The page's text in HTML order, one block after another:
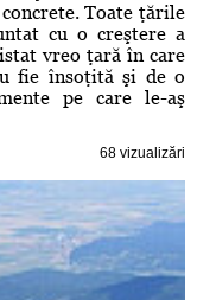
Toate ţările
cu o creştere a
vreo ţară în care
fie însoţită şi de o
pe care le-aş
68 vizualizări